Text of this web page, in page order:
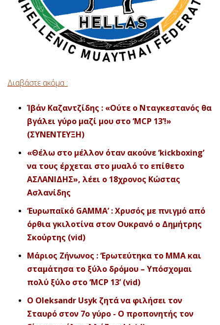
Διαβάστε ακόμα :
Ίβάν Καζαντζίδης : «Ούτε ο Νταγκεστανός θα
βγάλει γύρο μαζί μου στο ‘MCP 13’!»
(ΣΥΝΕΝΤΕΥΞΗ)
«Θέλω στο μέλλον όταν ακούνε ‘kickboxing’
να τους έρχεται στο μυαλό το επίθετο
ΑΣΛΑΝΙΔΗΣ», λέει ο 18χρονος Κώστας
Ασλανίδης
‘Ευρωπαϊκό GAMMA’ : Χρυσός με πνιγμό από
όρθια γκιλοτίνα στον Ουκρανό ο Δημήτρης
Σκούρτης (vid)
Μάριος Ζήνωνος : ‘Ερωτεύτηκα το ΜΜΑ και
σταμάτησα το ξύλο δρόμου – Υπόσχομαι
πολύ ξύλο στο ‘MCP 13’ (vid)
O Oleksandr Usyk ζητά να φιλήσει τον
Σταυρό στον 7ο γύρο - Ο προπονητής τον